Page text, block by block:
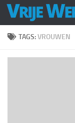
Doorgaan naar
TAGS:VROUWEN